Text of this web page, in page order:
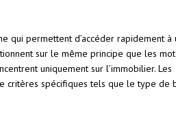
qui permettent d’accéder rapidement à
sur le même principe que les
uniquement sur l’immobilier. Les
critères spécifiques tels que le type de